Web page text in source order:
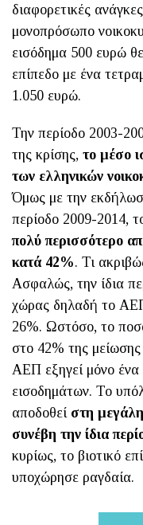
διαφορετικές
μονοπρόσωπο
εισόδημα 500 ευρώ
επίπεδο με ένα
1.050 ευρώ.
Την περίοδο 2003-
της κρίσης, το μέσο
των ελληνικών
Όμως με την
περίοδο 2009-2014,
πολύ περισσότερο
κατά 42%. Τι
Ασφαλώς, την ίδια
χώρας δηλαδή το
26%. Ωστόσο, το
στο 42% της
ΑΕΠ εξηγεί μόνο ένα
εισοδημάτων. Το
αποδοθεί στη
συνέβη την ίδια
κυρίως, το βιοτικό
υποχώρησε ραγδαία.